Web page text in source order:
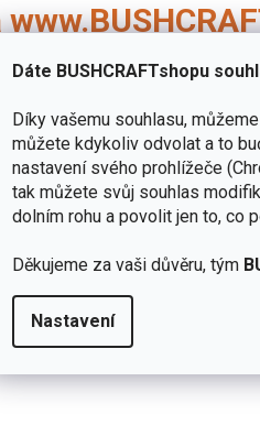
Dáte BUSHCRAFTshopu
Díky vašemu souhlasu,
můžete kdykoliv odvolat a to
nastavení svého prohlížeče
tak můžete svůj souhlas
dolním rohu a povolit jen to, co
Děkujeme za vaši důvěru, tým
Nastavení
kompozit obsahuje
odolnost a delší životnost,
se dřevem, velké výhody
výrobku může být znovu
jsou z recyklovaného